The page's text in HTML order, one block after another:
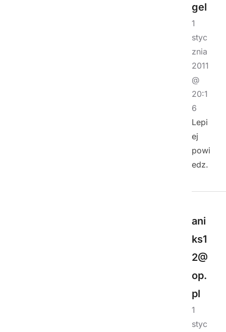
gel
1
styc
znia
2011
@
20:1
6
Lepi
ej
powi
edz.
ani
ks1
2@
op.
pl
1
styc